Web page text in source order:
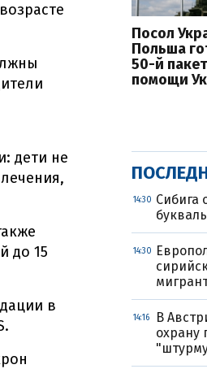
дети не
до 15
в
Посол
Польша
50-й
помощи
14:30 Сибига
14:30
14:16
В
охрану